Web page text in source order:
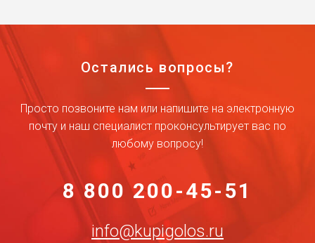
Остались вопросы?
Просто позвоните нам или напишите на электронную
почту и наш специалист проконсультирует вас по
любому вопросу!
8 800 200-45-51
info@kupigolos.ru